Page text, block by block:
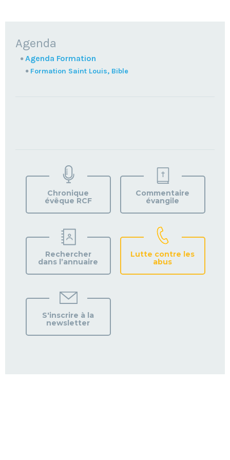
NAVIGATION
Agenda
Agenda Formation
Formation Saint Louis, Bible
VOTRE
PAROISSE
Chronique
évêque RCF
Commentaire
évangile
Rechercher
dans l’annuaire
Lutte contre les
abus
S'inscrire à la
newsletter